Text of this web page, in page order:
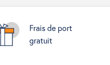
Frais de port
gratuit